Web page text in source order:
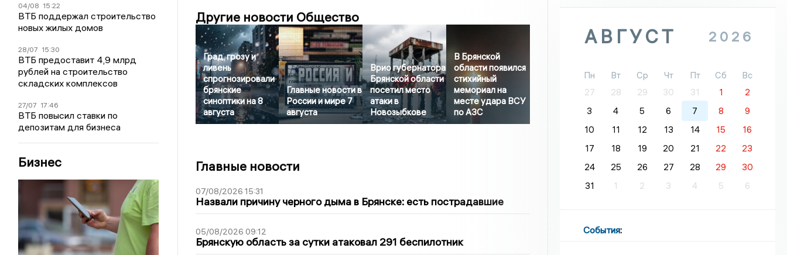
04/08 15:22
ВТБ поддержал строительство
новых жилых домов
28/07 15:30
ВТБ предоставит 4,9 млрд
рублей на строительство
складских комплексов
27/07 17:46
ВТБ повысил ставки по
депозитам для бизнеса
Бизнес
Другие новости Общество
Град, грозу и
ливень
спрогнозировали
брянские
синоптики на 8
августа
Главные новости в
России и мире 7
августа
Врио губернатора
Брянской области
посетил место
атаки в
Новозыбкове
В Брянской
области появился
стихийный
мемориал на
месте удара ВСУ
по АЗС
Главные новости
07/08/2026 15:31
Назвали причину черного дыма в Брянске: есть пострадавшие
05/08/2026 09:12
Брянскую область за сутки атаковал 291 беспилотник
АВГУСТ 2026
Пн Вт Ср Чт Пт Сб
Вс
27
28 29 30 31 1
2
3
4 5 6 7 8
9
10
11 12 13 14 15
16
17
18 19 20 21 22
23
24
25 26 27 28 29
30
31
1 2 3 4 5 6
События: